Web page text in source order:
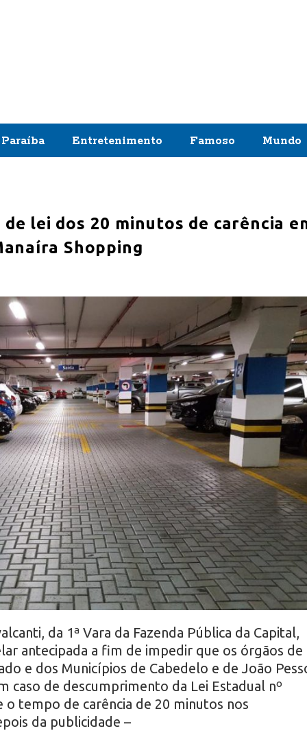
Paraíba Entretenimento Famoso Mundo
lei dos 20 minutos de carência
Shopping
da 1ª Vara da Fazenda Pública da Capital,
antecipada a fim de impedir que os órgãos de
e dos Municípios de Cabedelo e de João
caso de descumprimento da Lei Estadual nº
tempo de carência de 20 minutos nos
da publicidade –